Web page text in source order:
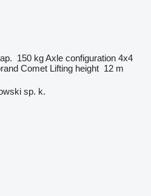
150 kgAxle configuration 4x4
Comet Lifting height 12 m
sp. k.